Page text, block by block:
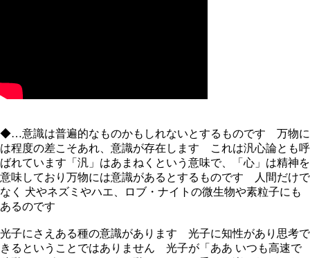
◆…意識は普遍的なものかもしれないとするものです 万物に
は程度の差こそあれ、意識が存在します これは汎心論とも呼
ばれています「汎」はあまねくという意味で、「心」は精神を
意味しており万物には意識があるとするものです 人間だけで
なく 犬やネズミやハエ、ロブ・ナイトの微生物や素粒子にも
あるのです
光子にさえある種の意識があります 光子に知性があり思考で
きるということではありません 光子が「ああ いつも高速で